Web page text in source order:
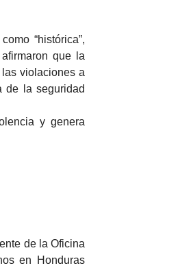
“histórica”,
que la
violaciones a
de la seguridad
y genera
de la Oficina
en Honduras